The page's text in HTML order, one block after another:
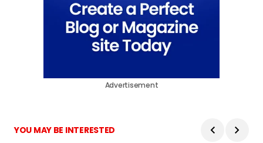
Advertisement
YOU MAY BE INTERESTED